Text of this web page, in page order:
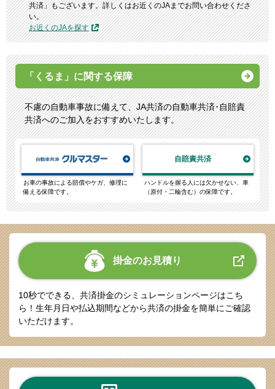
共済」もございます。詳しくはお近くのJAまでお問い合わせくださ
い。
お近くのJAを探す
「くるま」に関する保障
不慮の自動車事故に備えて、JA共済の自動車共済･自賠責
共済へのご加入をおすすめいたします。
お車の事故による賠償やケガ、修理に
備える保障です。
自賠責共済
ハンドルを握る人には欠かせない、車
（原付・二輪含む）の保障です。
掛金のお見積り
10秒でできる、共済掛金のシミュレーションページはこち
ら！ 生年月日や払込期間などから共済の掛金を簡単にご確認
いただけます。